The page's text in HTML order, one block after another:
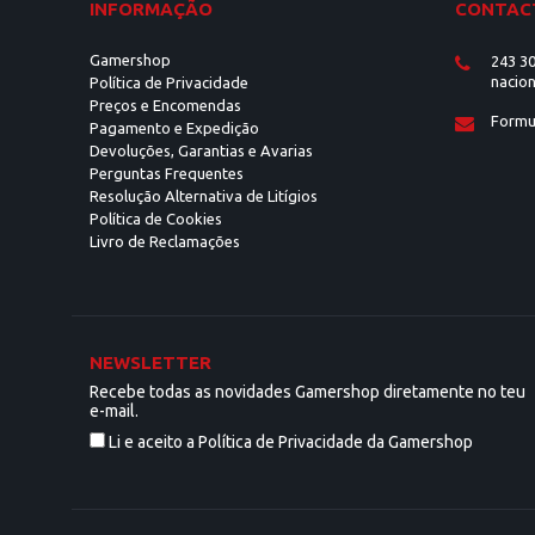
INFORMAÇÃO
Gamershop
Política de Privacidade
Preços e Encomendas
Pagamento e Expedição
Devoluções, Garantias e Avarias
Perguntas Frequentes
Resolução Alternativa de Litígios
Política de Cookies
Livro de Reclamações
243
NEWSLETTER
Recebe todas as novidades Gamershop diretamente no teu
e-mail.
Li e aceito a Política de Privacidade da Gamershop